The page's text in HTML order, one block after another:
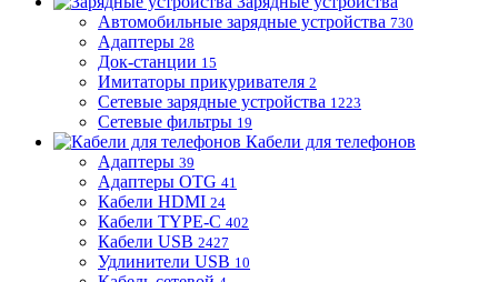
Автомобильные зарядные устройства 730
Адаптеры 28
Док-станции 15
Имитаторы прикуривателя 2
Сетевые зарядные устройства 1223
Сетевые фильтры 19
Кабели для телефонов
Адаптеры 39
Адаптеры OTG 41
Кабели HDMI 24
Кабели TYPE-C 402
Кабели USB 2427
Удлинители USB 10